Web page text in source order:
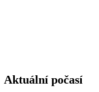
Aktuální počasí